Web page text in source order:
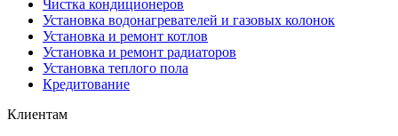
Чистка кондиционеров
Установка водонагревателей и газовых колонок
Установка и ремонт котлов
Установка и ремонт радиаторов
Установка теплого пола
Кредитование
Клиентам